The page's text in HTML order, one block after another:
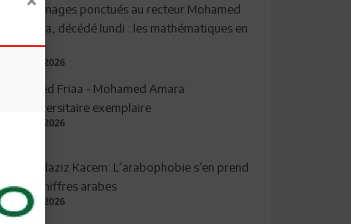
Hommages ponctués au recteur Mohamed
Amara, décédé lundi : les mathématiques en
deuil
03.08.2026
Ahmed Friaa - Mohamed Amara:
l’Universitaire exemplaire
04.08.2026
Abdelaziz Kacem: L’arabophobie s’en prend
aux chiffres arabes
09.07.2026